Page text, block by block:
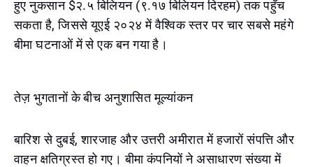
हुए नुकसान $२.५ बिलियन (९.१७ बिलियन दिरहम) तक पहुँच
सकता है, जिससे यूएई २०२४ में वैश्विक स्तर पर चार सबसे महंगे
बीमा घटनाओं में से एक बन गया है।
तेज़ भुगतानों के बीच अनुशासित मूल्यांकन
बारिश से दुबई, शारजाह और उत्तरी अमीरात में हजारों संपत्ति और
वाहन क्षतिग्रस्त हो गए। बीमा कंपनियों ने असाधारण संख्या में